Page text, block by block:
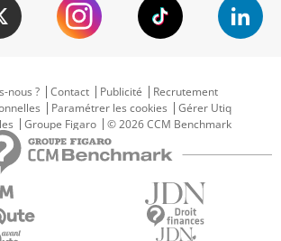
nous ?
Contact Publicité
Recrutement
Paramétrer les cookies
Gérer Utiq
Groupe Figaro © 2026 CCM Benchmark